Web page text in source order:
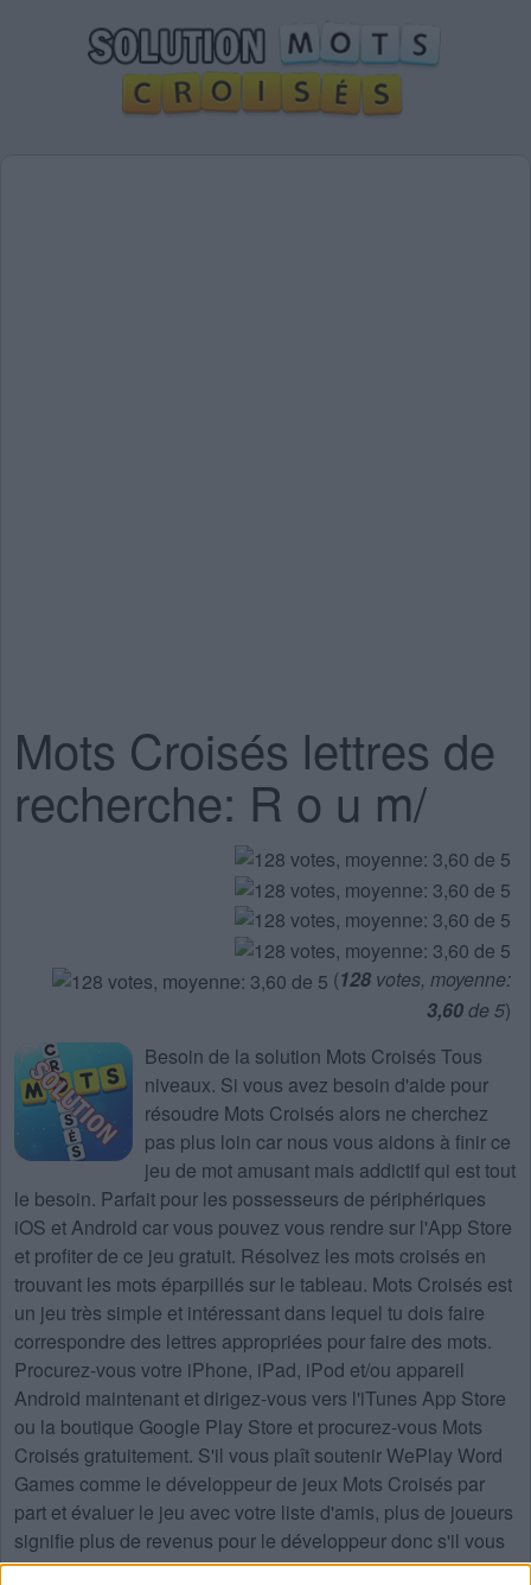
Mots Croisés lettres de
recherche: R o u m/
(128 votes, moyenne:
3,60de 5)
Besoin de la solution Mots Croisés Tous
niveaux. Si vous avez besoin d'aide pour
résoudre Mots Croisés alors ne cherchez
pas plus loin car nous vous aidons à finir ce
jeu de mot amusant mais addictif qui est tout
le besoin. Parfait pour les possesseurs de périphériques
iOS et Android car vous pouvez vous rendre sur l'App Store
et profiter de ce jeu gratuit. Résolvez les mots croisés en
trouvant les mots éparpillés sur le tableau. Mots Croisés est
un jeu très simple et intéressant dans lequel tu dois faire
correspondre des lettres appropriées pour faire des mots.
Procurez-vous votre iPhone, iPad, iPod et/ou appareil
Android maintenant et dirigez-vous vers l'iTunes App Store
ou la boutique Google Play Store et procurez-vous Mots
Croisés gratuitement. S'il vous plaît soutenir WePlay Word
Games comme le développeur de jeux Mots Croisés par
part et évaluer le jeu avec votre liste d'amis, plus de joueurs
signifie plus de revenus pour le développeur donc s'il vous
plaît aider à le développer.